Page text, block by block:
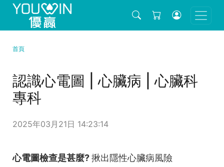
首頁
認識心電圖 | 心臟病 | 心臟科
專科
2025年03月21日 14:23:14
心電圖檢查是甚麼?揪出隱性心臟病風險